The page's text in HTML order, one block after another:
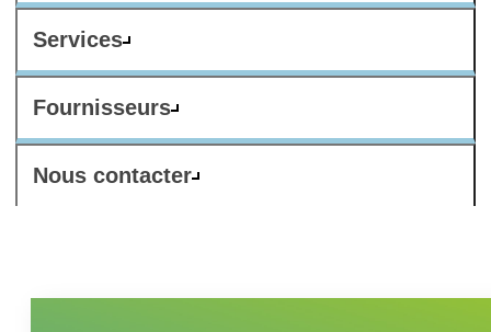
Services
Fournisseurs
Nous contacter